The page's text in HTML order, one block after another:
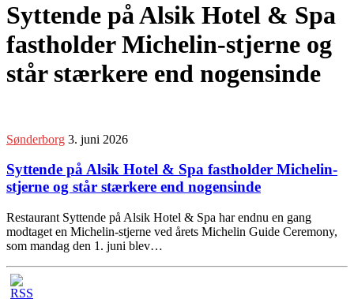
Syttende på Alsik Hotel & Spa
fastholder Michelin-stjerne og
står stærkere end nogensinde
Sønderborg 3. juni 2026
Syttende på Alsik Hotel & Spa fastholder Michelin-
stjerne og står stærkere end nogensinde
Restaurant Syttende på Alsik Hotel & Spa har endnu en gang
modtaget en Michelin-stjerne ved årets Michelin Guide Ceremony,
som mandag den 1. juni blev…